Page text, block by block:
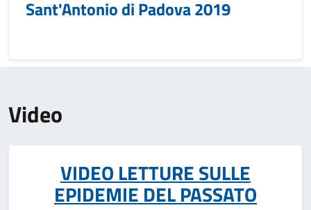
Sant'Antonio di Padova 2019
Video
VIDEO LETTURE SULLE
EPIDEMIE DEL PASSATO